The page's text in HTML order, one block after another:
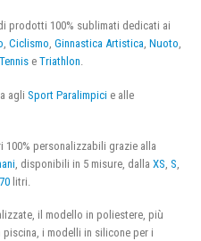
prodotti 100% sublimati dedicati ai
, Ciclismo, Ginnastica Artistica, Nuoto,
Tennis e Triathlon.
agli Sport Paralimpici e alle
personalizzabili grazie alla
, disponibili in 5 misure, dalla XS S
70 litri.
il modello in poliestere, più
i modelli in silicone per i